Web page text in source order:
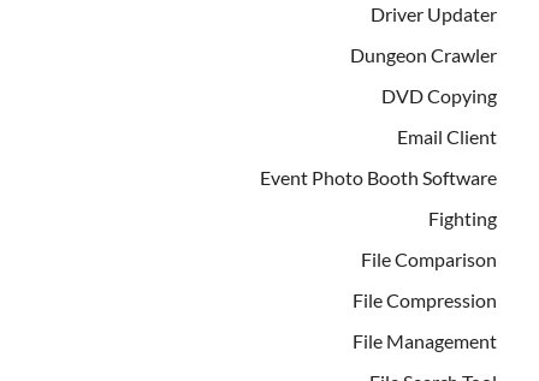
Driver Updater
Dungeon Crawler
DVD Copying
Email Client
Event Photo Booth Software
Fighting
File Comparison
File Compression
File Management